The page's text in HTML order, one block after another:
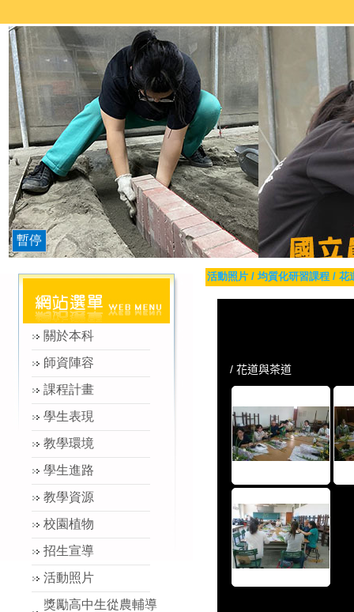
暫停
關於本科
師資陣容
課程計畫
學生表現
教學環境
學生進路
教學資源
校園植物
招生宣導
活動照片
獎勵高中生從農輔導
活動照片 /均質化研習課程 / 花